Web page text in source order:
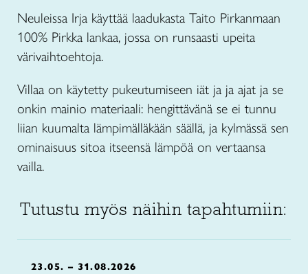
Neuleissa Irja käyttää laadukasta Taito Pirkanmaan
100% Pirkka lankaa, jossa on runsaasti upeita
värivaihtoehtoja.
Villaa on käytetty pukeutumiseen iät ja ja ajat ja se
onkin mainio materiaali: hengittävänä se ei tunnu
liian kuumalta lämpimälläkään säällä, ja kylmässä sen
ominaisuus sitoa itseensä lämpöä on vertaansa
vailla.
Tutustu myös näihin tapahtumiin:
23.05. – 31.08.2026